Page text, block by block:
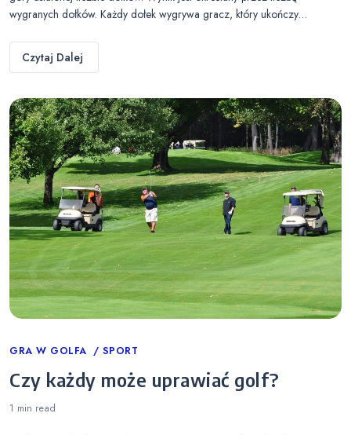
wygranych dołków. Każdy dołek wygrywa gracz, który ukończy…
Czytaj Dalej
Categories
GRA W GOLFA SPORT
Czy każdy może uprawiać golf?
1 min read